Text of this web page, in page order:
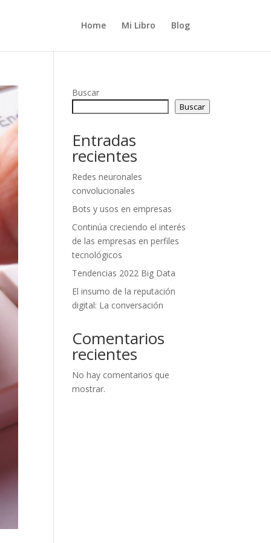
Home Mi Libro Blog
Buscar
Buscar
Entradas
recientes
Redes neuronales
convolucionales
Bots y usos en empresas
Continúa creciendo el interés
de las empresas en perfiles
tecnológicos
Tendencias 2022 Big Data
El insumo de la reputación
digital: La conversación
Comentarios
recientes
No hay comentarios que
mostrar.